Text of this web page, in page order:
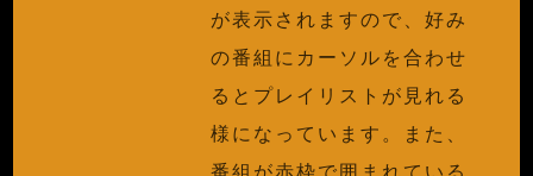
が表示されますので、好み
の番組にカーソルを合わせ
るとプレイリストが見れる
様になっています。また、
番組が赤枠で囲まれている